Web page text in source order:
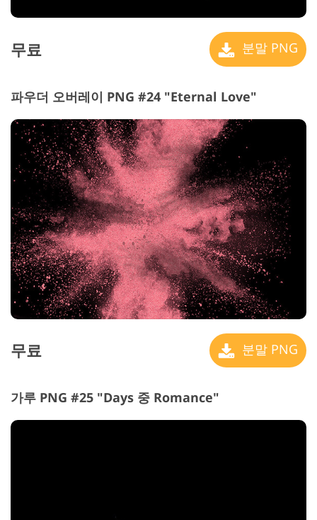
무료 분말 PNG
파우더 오버레이 PNG #24 "Eternal Love"
무료 분말 PNG
가루 PNG #25 "Days 중 Romance"